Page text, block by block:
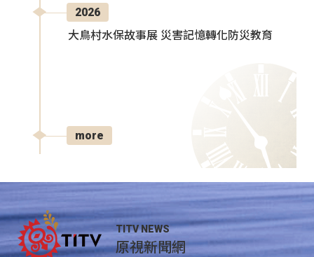
2026
大鳥村水保故事展 災害記憶轉化防災教育
more
TITV NEWS
原視新聞網